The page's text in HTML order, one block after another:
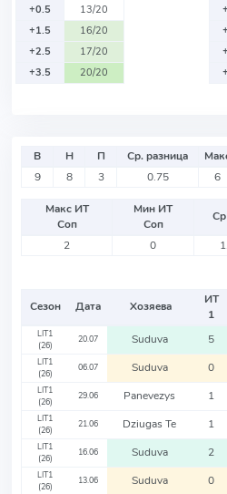
+0.5
13/20
+1.5
16/20
+2.5
17/20
+3.5
20/20
В Н П Ср. разница
9
8 3 0.75 6
Макс ИТ
Соп
Мин ИТ
Соп
2
0
Сезон Дата Хозяева
ИТ
1
LIT1
(26)
20.07 Suduva 5
LIT1
(26)
06.07 Suduva 0
LIT1
(26)
29.06 Panevezys 1
LIT1
(26)
21.06 Dziugas Te 1
LIT1
(26)
16.06 Suduva 2
LIT1
(26)
13.06 Suduva 0